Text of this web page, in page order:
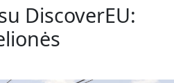
DiscoverEU: